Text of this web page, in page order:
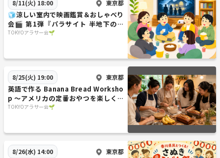
8/11(火) 18:00 東京都
🧊涼しい室内で映画鑑賞＆おしゃべり
会🎬 第1弾『パラサイト 半地下の家
族』🇰🇷
TOKYOアラサー会🌱
8/25(火) 19:00 東京都
英語で作る Banana Bread Worksho
p 〜アメリカの定番おやつを楽しく作
ろう〜
TOKYOアラサー会🌱
8/26(水) 14:00 東京都